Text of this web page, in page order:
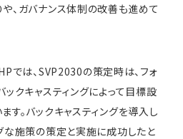
、ガバナンス体制の改善も進めて
では、SVP2030の策定時は、フォ
ックキャスティングによって目標設
す。バックキャスティングを導入し
な施策の策定と実施に成功したと